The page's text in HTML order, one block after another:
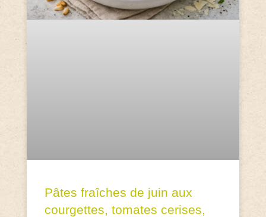
Pâtes fraîches de juin aux
courgettes, tomates cerises,